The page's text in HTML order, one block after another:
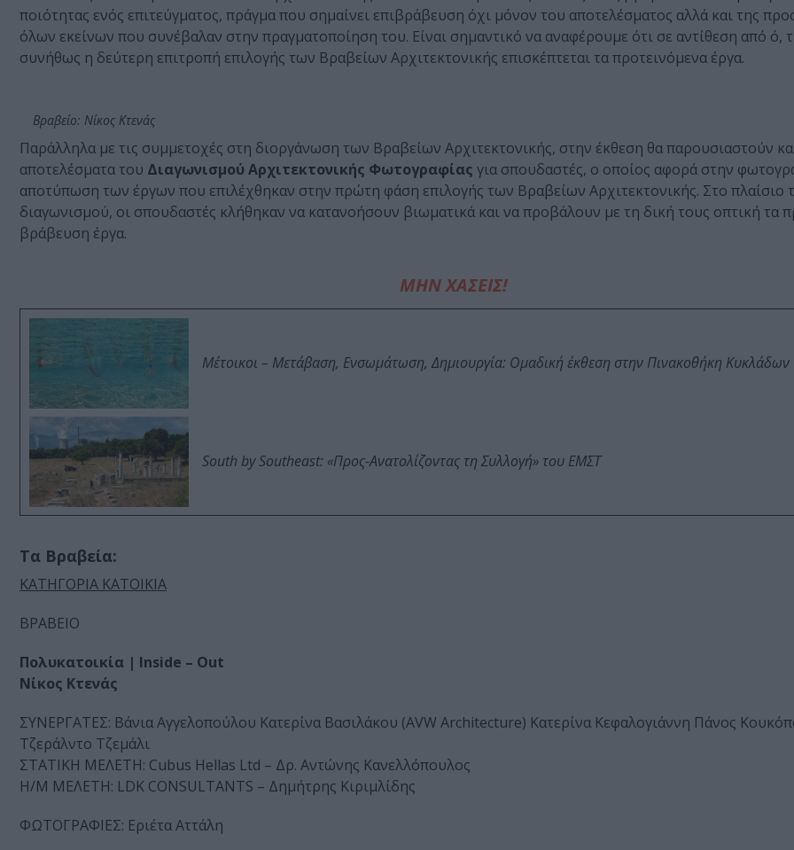
ποιότητας ενός επιτεύγματος, πράγμα που σημαίνει επιβράβευση όχι μόνον του αποτελέσματος αλλά και της
όλων εκείνων που συνέβαλαν στην πραγματοποίηση του. Είναι σημαντικό να αναφέρουμε ότι σε αντίθεση από ό,
συνήθως η δεύτερη επιτροπή επιλογής των Βραβείων Αρχιτεκτονικής επισκέπτεται τα προτεινόμενα έργα.
Βραβείο: Νίκος Κτενάς
Παράλληλα με τις συμμετοχές στη διοργάνωση των Βραβείων Αρχιτεκτονικής, στην έκθεση θα παρουσιαστούν
αποτελέσματα του Διαγωνισμού Αρχιτεκτονικής Φωτογραφίας για σπουδαστές, ο οποίος αφορά στην
αποτύπωση των έργων που επιλέχθηκαν στην πρώτη φάση επιλογής των Βραβείων Αρχιτεκτονικής. Στο πλαίσιο
διαγωνισμού, οι σπουδαστές κλήθηκαν να κατανοήσουν βιωματικά και να προβάλουν με τη δική τους οπτική τα
βράβευση έργα.
ΜΗΝ ΧΑΣΕΙΣ!
Μέτοικοι – Μετάβαση, Ενσωμάτωση, Δημιουργία: Ομαδική έκθεση στην Πινακοθήκη Κυκλάδων
South by Southeast: «Προς-Ανατολίζοντας τη Συλλογή» του ΕΜΣΤ
Τα Βραβεία:
ΚΑΤΗΓΟΡΙΑ ΚΑΤΟΙΚΙΑ
ΒΡΑΒΕΙΟ
Πολυκατοικία | Inside – Out
Νίκος Κτενάς
ΣΥΝΕΡΓΑΤΕΣ: Βάνια Αγγελοπούλου Κατερίνα Βασιλάκου (AVW Architecture) Κατερίνα Κεφαλογιάννη Πάνος
Τζεράλντο Τζεμάλι
ΣΤΑΤΙΚΗ ΜΕΛΕΤΗ: Cubus Hellas Ltd – Δρ. Αντώνης Κανελλόπουλος
Η/Μ ΜΕΛΕΤΗ: LDK CONSULTANTS – Δημήτρης Κιριμλίδης
ΦΩΤΟΓΡΑΦΙΕΣ: Εριέτα Αττάλη